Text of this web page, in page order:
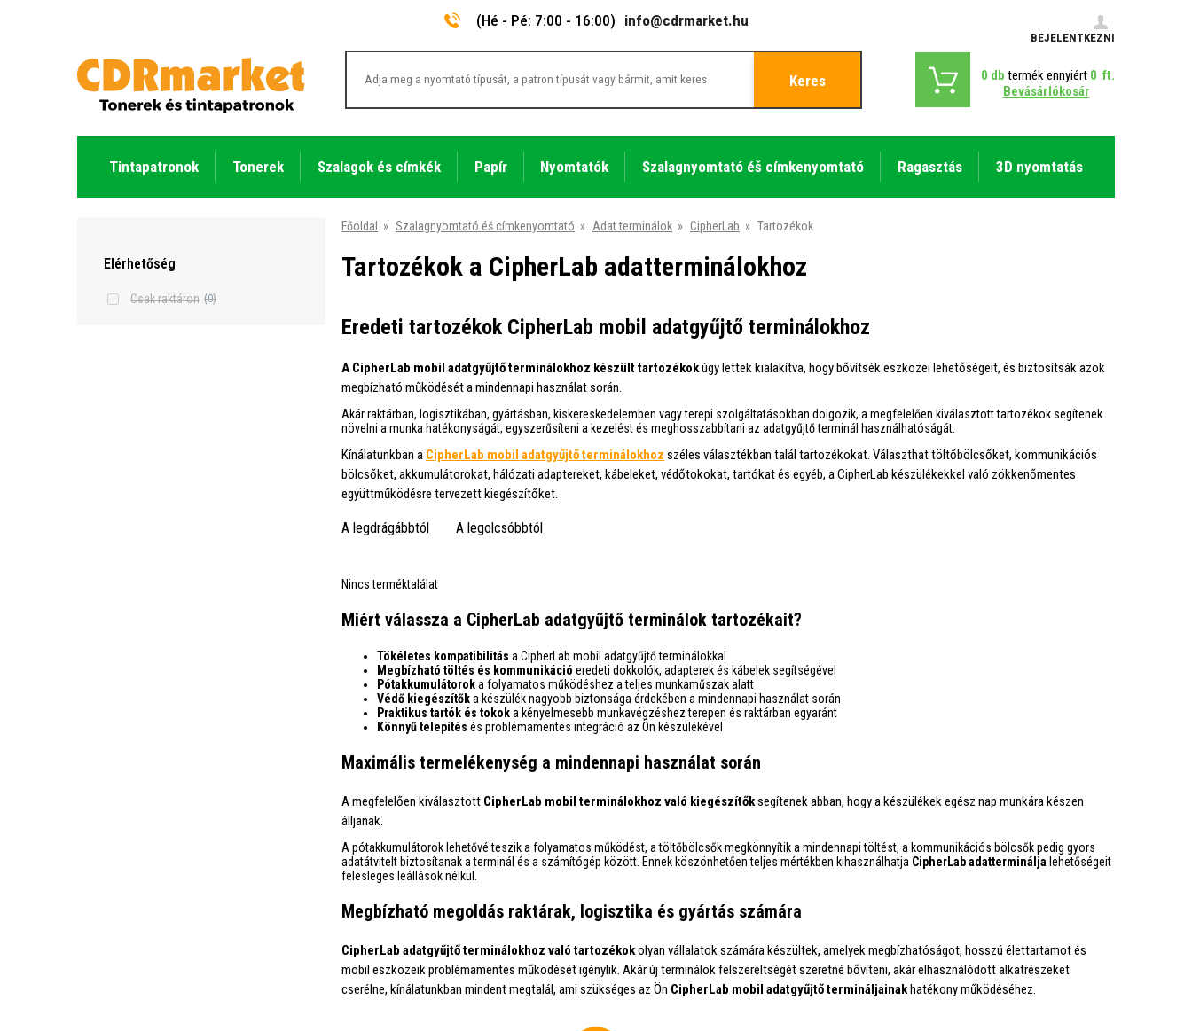
(Hé - Pé: 7:00 - 16:00) info@cdrmarket.hu
BEJELENTKEZNI
Keres 0 db termék ennyiért 0 ft.
Bevásárlókosár
Tintapatronok Tonerek Szalagok és címkék Papír Nyomtatók Szalagnyomtató éš címkenyomtató Ragasztás 3D nyomtatás
Elérhetőség
Csak raktáron (0)
Főoldal » Szalagnyomtató éš címkenyomtató » Adat terminálok » CipherLab » Tartozékok
Tartozékok a CipherLab adatterminálokhoz
Eredeti tartozékok CipherLab mobil adatgyűjtő terminálokhoz
A CipherLab mobil adatgyűjtő terminálokhoz készült tartozékokúgy lettek kialakítva, hogy bővítsék eszközei lehetőségeit, és biztosítsák azok
megbízható működését a mindennapi használat során.
Akár raktárban, logisztikában, gyártásban, kiskereskedelemben vagy terepi szolgáltatásokban dolgozik, a megfelelően kiválasztott tartozékok segítenek
növelni a munka hatékonyságát, egyszerűsíteni a kezelést és meghosszabbítani az adatgyűjtő terminál használhatóságát.
Kínálatunkban a CipherLab mobil adatgyűjtő terminálokhoz széles választékban talál tartozékokat. Választhat töltőbölcsőket, kommunikációs
bölcsőket, akkumulátorokat, hálózati adaptereket, kábeleket, védőtokokat, tartókat és egyéb, a CipherLab készülékekkel való zökkenőmentes
együttműködésre tervezett kiegészítőket.
A legdrágábbtól A legolcsóbbtól
Nincs terméktalálat
Miért válassza a CipherLab adatgyűjtő terminálok tartozékait?
Tökéletes kompatibilitás a CipherLab mobil adatgyűjtő terminálokkal
Megbízható töltés és kommunikáció eredeti dokkolók, adapterek és kábelek segítségével
Pótakkumulátoroka folyamatos működéshez a teljes munkaműszak alatt
Védő kiegészítőka készülék nagyobb biztonsága érdekében a mindennapi használat során
Praktikus tartók és tokoka kényelmesebb munkavégzéshez terepen és raktárban egyaránt
Könnyű telepítés és problémamentes integráció az Ön készülékével
Maximális termelékenység a mindennapi használat során
A megfelelően kiválasztott CipherLab mobil terminálokhoz való kiegészítőksegítenek abban, hogy a készülékek egész nap munkára készen
álljanak.
A pótakkumulátorok lehetővé teszik a folyamatos működést, a töltőbölcsők megkönnyítik a mindennapi töltést, a kommunikációs bölcsők pedig gyors
adatátvitelt biztosítanak a terminál és a számítógép között. Ennek köszönhetően teljes mértékben kihasználhatja CipherLab adatterminálja lehetőségeit
felesleges leállások nélkül.
Megbízható megoldás raktárak, logisztika és gyártás számára
CipherLab adatgyűjtő terminálokhoz való tartozékokolyan vállalatok számára készültek, amelyek megbízhatóságot, hosszú élettartamot és
mobil eszközeik problémamentes működését igénylik. Akár új terminálok felszereltségét szeretné bővíteni, akár elhasználódott alkatrészeket
cserélne, kínálatunkban mindent megtalál, ami szükséges az Ön CipherLab mobil adatgyűjtő termináljainakhatékony működéséhez.